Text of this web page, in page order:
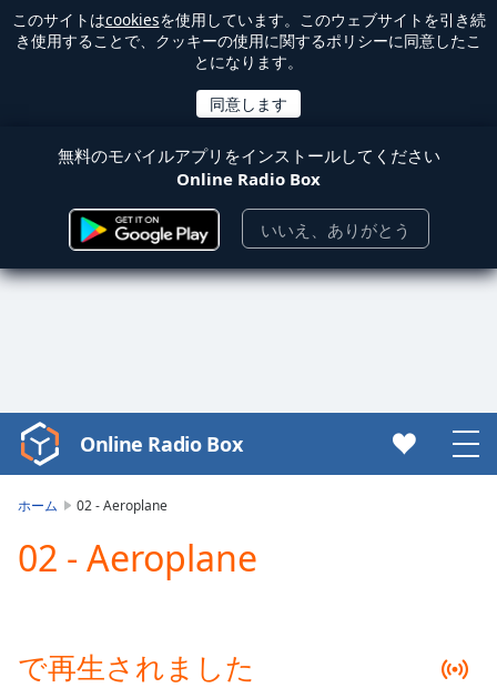
このサイトはcookiesを使用しています。このウェブサイトを引き続
き使用することで、クッキーの使用に関するポリシーに同意したこ
とになります。
無料のモバイルアプリをインストールしてください
Online Radio Box
いいえ、ありがとう
Video
Player
Play
Video
Skip
Forward
Online Radio Box
ホーム 02 - Aeroplane
02 - Aeroplane
で再生されました